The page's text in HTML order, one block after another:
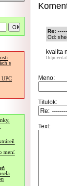
s
UPC
mení
Re:
Od:
kvalita
Odpovedať
Meno:
Titulok:
Text: